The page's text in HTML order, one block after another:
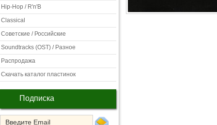
Hip-Hop / R'n'B
Classical
Советские / Российские
Soundtracks (OST) / Разное
Распродажа
Скачать каталог пластинок
Подписка